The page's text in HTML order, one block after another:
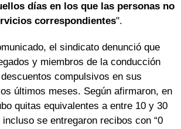
días en los que las personas no
correspondientes".
el sindicato denunció que
y miembros de la conducción
compulsivos en sus
últimos meses. Según afirmaron, en
quitas equivalentes a entre 10 y 30
se entregaron recibos con “0